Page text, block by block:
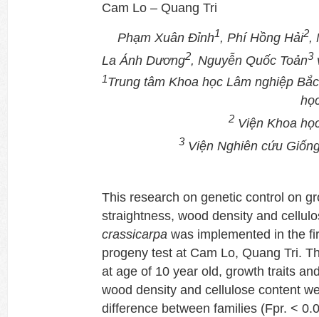
Cam Lo – Quang Tri
Phạm Xuân Đỉnh1, Phí Hồng Hải2,
La Ánh Dương2, Nguyễn Quốc Toản3
1Trung tâm Khoa học Lâm nghiệp
2 Viện Khoa
3 Viện Nghiên cứu
This research on genetic control on
straightness, wood density and
crassicarpa was implemented in the
progeny test at Cam Lo, Quang Tri.
at age of 10 year old, growth traits
wood density and cellulose content
difference between families (Fpr. <